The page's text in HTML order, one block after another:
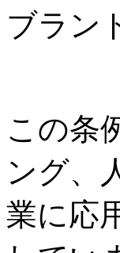
ブラン
この条
ング、
業に応